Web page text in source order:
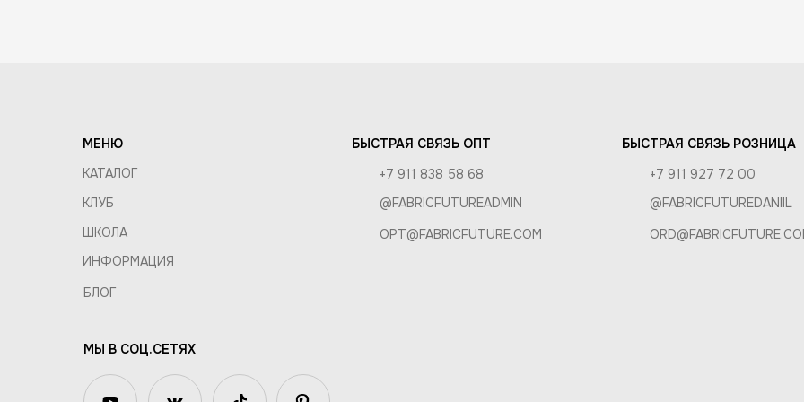
МЕНЮ
КАТАЛОГ
КЛУБ
ШКОЛА
ИНФОРМАЦИЯ
БЛОГ
БЫСТРАЯ СВЯЗЬ ОПТ
+7 911 838 58 68
@FABRICFUTUREADMIN
OPT@FABRICFUTURE.COM
БЫСТРАЯ СВЯЗЬ РОЗНИЦА
МЫ В СОЦ.СЕТЯХ
+7 911 927 72 00
@FABRICFUTUREDANIIL